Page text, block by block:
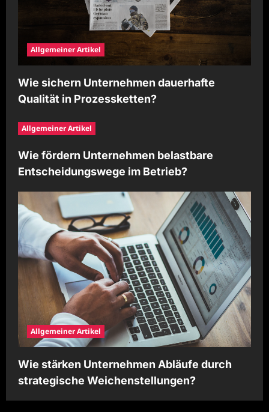
Allgemeiner Artikel
Wie sichern Unternehmen dauerhafte
Qualität in Prozessketten?
Allgemeiner Artikel
Wie fördern Unternehmen belastbare
Entscheidungswege im Betrieb?
Allgemeiner Artikel
Wie stärken Unternehmen Abläufe durch
strategische Weichenstellungen?